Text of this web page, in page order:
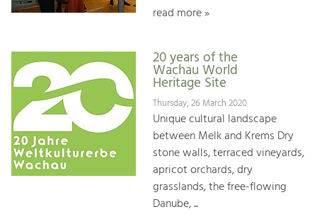
read more »
20 years of the
Wachau World
Heritage Site
Thursday, 26 March 2020
Unique cultural landscape
between Melk and Krems Dry
stone walls, terraced vineyards,
apricot orchards, dry
grasslands, the free-flowing
Danube, ...